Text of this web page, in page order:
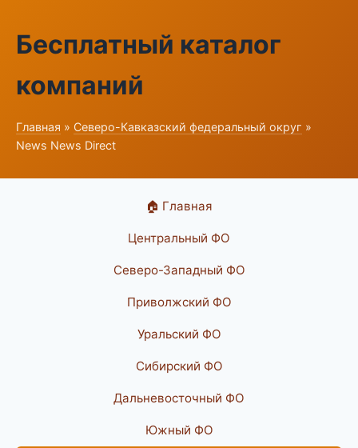
Бесплатный каталог
компаний
Главная » Северо-Кавказский федеральный округ »
News News Direct
🏠 Главная
Центральный ФО
Северо-Западный ФО
Приволжский ФО
Уральский ФО
Сибирский ФО
Дальневосточный ФО
Южный ФО